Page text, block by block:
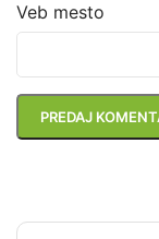
Veb mesto